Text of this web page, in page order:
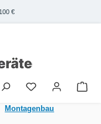
€
Montagenbau